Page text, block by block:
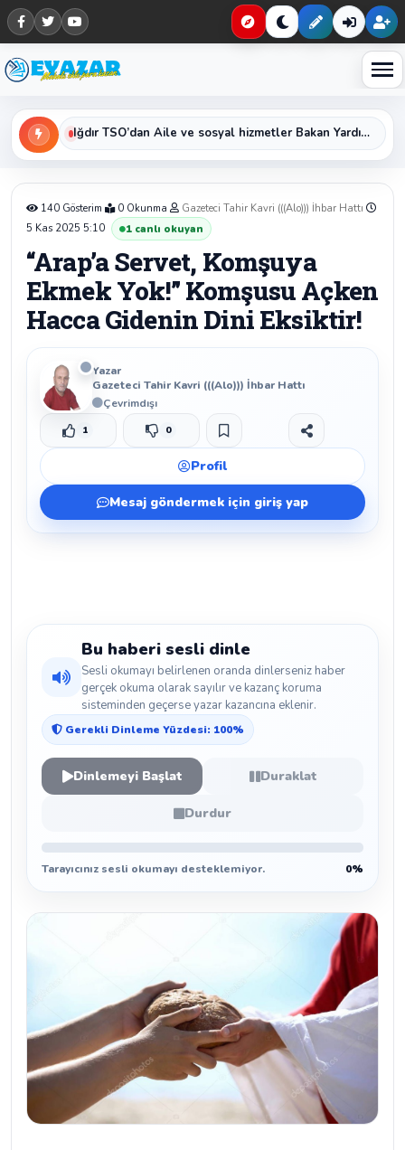
Haberleri keşfet
Iğdır TSO’dan Aile ve sosyal hizmetler Bakan Yardımcısı Sayın Sevim Sayım Madak ‘a ZiyaretIğdır Kredi ve Yurtlar Müdürü Erol Bayat’tan Kurban Bayramı Mesajı
140 Gösterim 0 Okunma
Gazeteci Tahir Kavri (((Alo))) İhbar Hattı
5 Kas 2025 5:10
1 canlı okuyan
“Arap’a Servet, Komşuya
Ekmek Yok!” Komşusu Açken
Hacca Gidenin Dini Eksiktir!
Yazar
Gazeteci Tahir Kavri (((Alo))) İhbar Hattı
Çevrimdışı
Beğen
1 Beğenmeme
0 Yer İmi
Paylaş
Profil
Mesaj göndermek için giriş yap
Bu haberi sesli dinle
Sesli okumayı belirlenen oranda dinlerseniz haber
gerçek okuma olarak sayılır ve kazanç koruma
sisteminden geçerse yazar kazancına eklenir.
Gerekli Dinleme Yüzdesi: 100%
Dinlemeyi Başlat Duraklat
Durdur
Tarayıcınız sesli okumayı desteklemiyor. 0%